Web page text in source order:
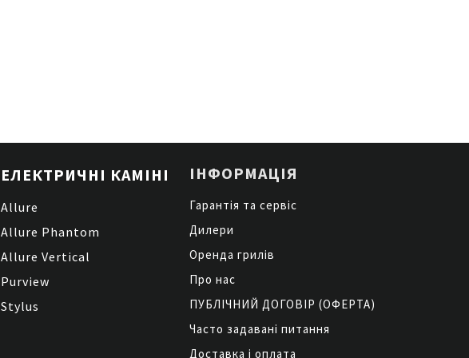
ЕЛЕКТРИЧНІ КАМІНІ
Allure
Allure Phantom
Allure Vertical
Purview
Stylus
ІНФОРМАЦІЯ
Гарантія та сервіс
Дилери
Оренда грилів
Про нас
ПУБЛІЧНИЙ ДОГОВІР (ОФЕРТА)
Часто задавані питання
Доставка і оплата